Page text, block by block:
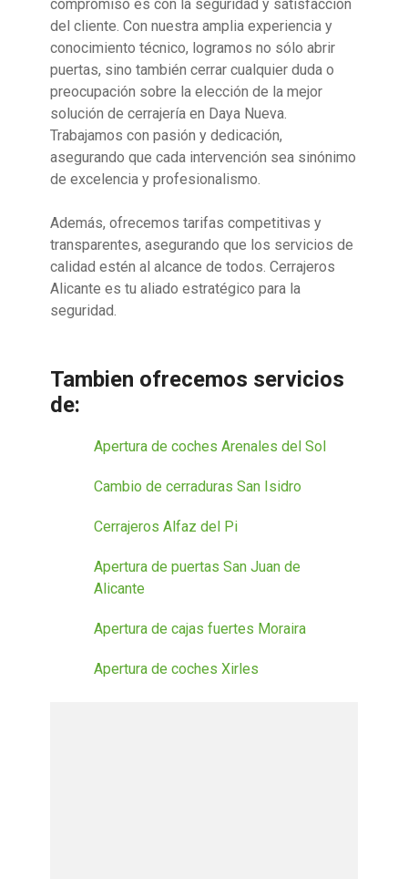
compromiso es con la seguridad y satisfacción
del cliente. Con nuestra amplia experiencia y
conocimiento técnico, logramos no sólo abrir
puertas, sino también cerrar cualquier duda o
preocupación sobre la elección de la mejor
solución de cerrajería en Daya Nueva.
Trabajamos con pasión y dedicación,
asegurando que cada intervención sea sinónimo
de excelencia y profesionalismo.
Además, ofrecemos tarifas competitivas y
transparentes, asegurando que los servicios de
calidad estén al alcance de todos. Cerrajeros
Alicante es tu aliado estratégico para la
seguridad.
Tambien ofrecemos servicios
de:
Apertura de coches Arenales del Sol
Cambio de cerraduras San Isidro
Cerrajeros Alfaz del Pi
Apertura de puertas San Juan de
Alicante
Apertura de cajas fuertes Moraira
Apertura de coches Xirles